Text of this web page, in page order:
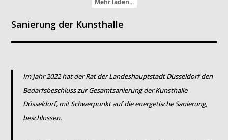
Mehr laden...
Sanierung der Kunsthalle
Im Jahr 2022 hat der Rat der Landeshauptstadt Düsseldorf den
Bedarfsbeschluss zur Gesamtsanierung der Kunsthalle
Düsseldorf, mit Schwerpunkt auf die energetische Sanierung,
beschlossen.